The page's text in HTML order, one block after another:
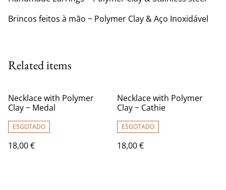
Brincos feitos à mão ~ Polymer Clay & Aço Inoxidável
Related items
Necklace with Polymer
Clay ~ Medal
ESGOTADO
18,00 €
Necklace with Polymer
Clay ~ Cathie
ESGOTADO
18,00 €